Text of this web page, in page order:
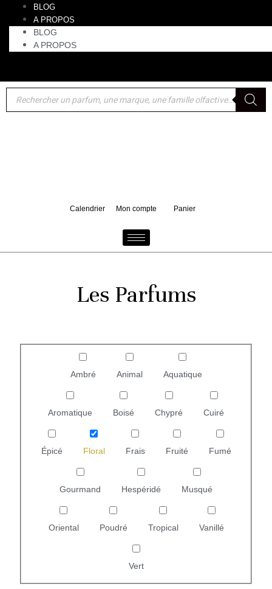
BLOG
A PROPOS
BLOG
A PROPOS
Calendrier Mon compte Panier
Les Parfums
Ambré Animal Aquatique
Aromatique Boisé Chypré Cuiré
Épicé Floral Frais Fruité Fumé
Gourmand Hespéridé Musqué
Oriental Poudré Tropical Vanillé
Vert